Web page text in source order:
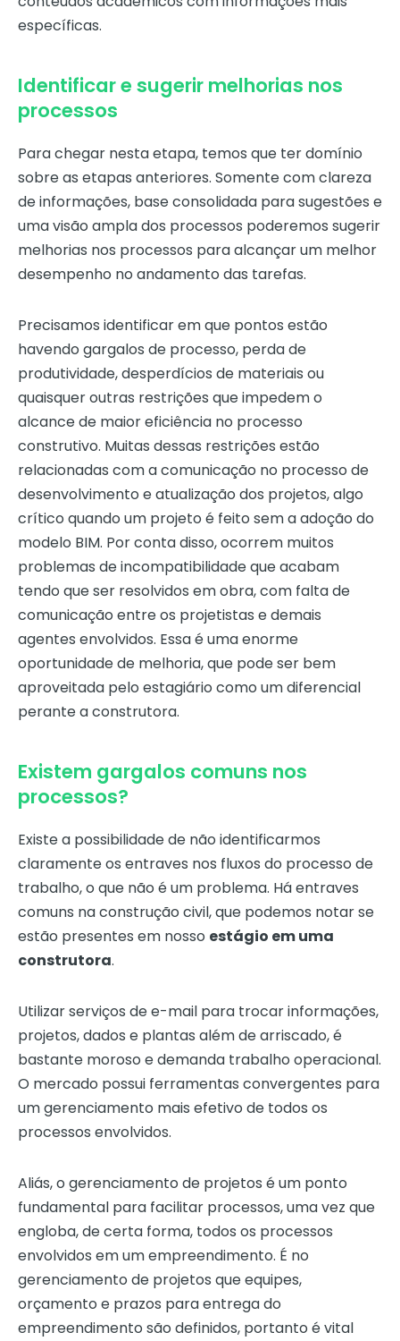
específicas.
Identificar e sugerir melhorias nos
processos
Para chegar nesta etapa, temos que ter domínio
sobre as etapas anteriores. Somente com clareza
de informações, base consolidada para sugestões e
uma visão ampla dos processos poderemos sugerir
melhorias nos processos para alcançar um melhor
desempenho no andamento das tarefas.
Precisamos identificar em que pontos estão
havendo gargalos de processo, perda de
produtividade, desperdícios de materiais ou
quaisquer outras restrições que impedem o
alcance de maior eficiência no processo
construtivo. Muitas dessas restrições estão
relacionadas com a comunicação no processo de
desenvolvimento e atualização dos projetos, algo
crítico quando um projeto é feito sem a adoção do
modelo BIM. Por conta disso, ocorrem muitos
problemas de incompatibilidade que acabam
tendo que ser resolvidos em obra, com falta de
comunicação entre os projetistas e demais
agentes envolvidos. Essa é uma enorme
oportunidade de melhoria, que pode ser bem
aproveitada pelo estagiário como um diferencial
perante a construtora.
Existem gargalos comuns nos
processos?
Existe a possibilidade de não identificarmos
claramente os entraves nos fluxos do processo de
trabalho, o que não é um problema. Há entraves
comuns na construção civil, que podemos notar se
estão presentes em nosso estágio em uma
construtora.
Utilizar serviços de e-mail para trocar informações,
projetos, dados e plantas além de arriscado, é
bastante moroso e demanda trabalho operacional.
O mercado possui ferramentas convergentes para
um gerenciamento mais efetivo de todos os
processos envolvidos.
Aliás, o gerenciamento de projetos é um ponto
fundamental para facilitar processos, uma vez que
engloba, de certa forma, todos os processos
envolvidos em um empreendimento. É no
gerenciamento de projetos que equipes,
orçamento e prazos para entrega do
empreendimento são definidos, portanto é vital